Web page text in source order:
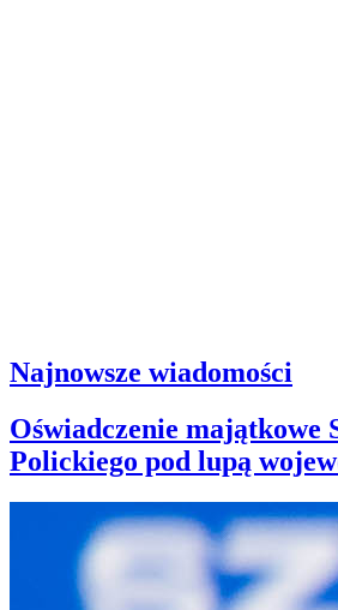
Najnowsze wiadomości
Oświadczenie majątkowe
Polickiego pod lupą